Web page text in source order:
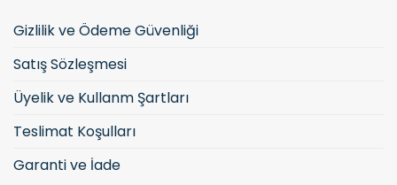
Gizlilik ve Ödeme Güvenliği
Satış Sözleşmesi
Üyelik ve Kullanm Şartları
Teslimat Koşulları
Garanti ve İade